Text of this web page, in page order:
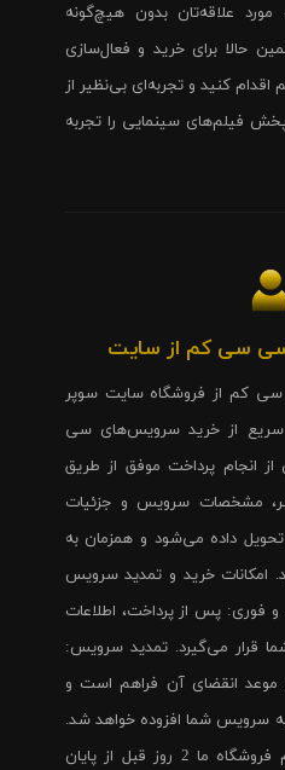
مورد علاقه‌تان بدون هیچ‌گونه
حالا برای خرید و فعال‌سازی
کنید و تجربه‌ای بی‌نظیر از
فیلم‌های سینمایی را تجربه
سی کم از سایت
کم از فروشگاه سایت سوپر
سریع از خرید سرویس‌های سی
پرداخت موفق از طریق
مشخصات سرویس و جزئیات
داده می‌شود و همزمان به
امکانات خرید و تمدید سرویس
پس از پرداخت، اطلاعات
قرار می‌گیرد. تمدید سرویس:
موعد انقضای آن فراهم است و
سرویس شما افزوده خواهد شد.
یادآوری تاریخ انقضا: سیستم فروشگاه ما 2 روز قبل از پایان